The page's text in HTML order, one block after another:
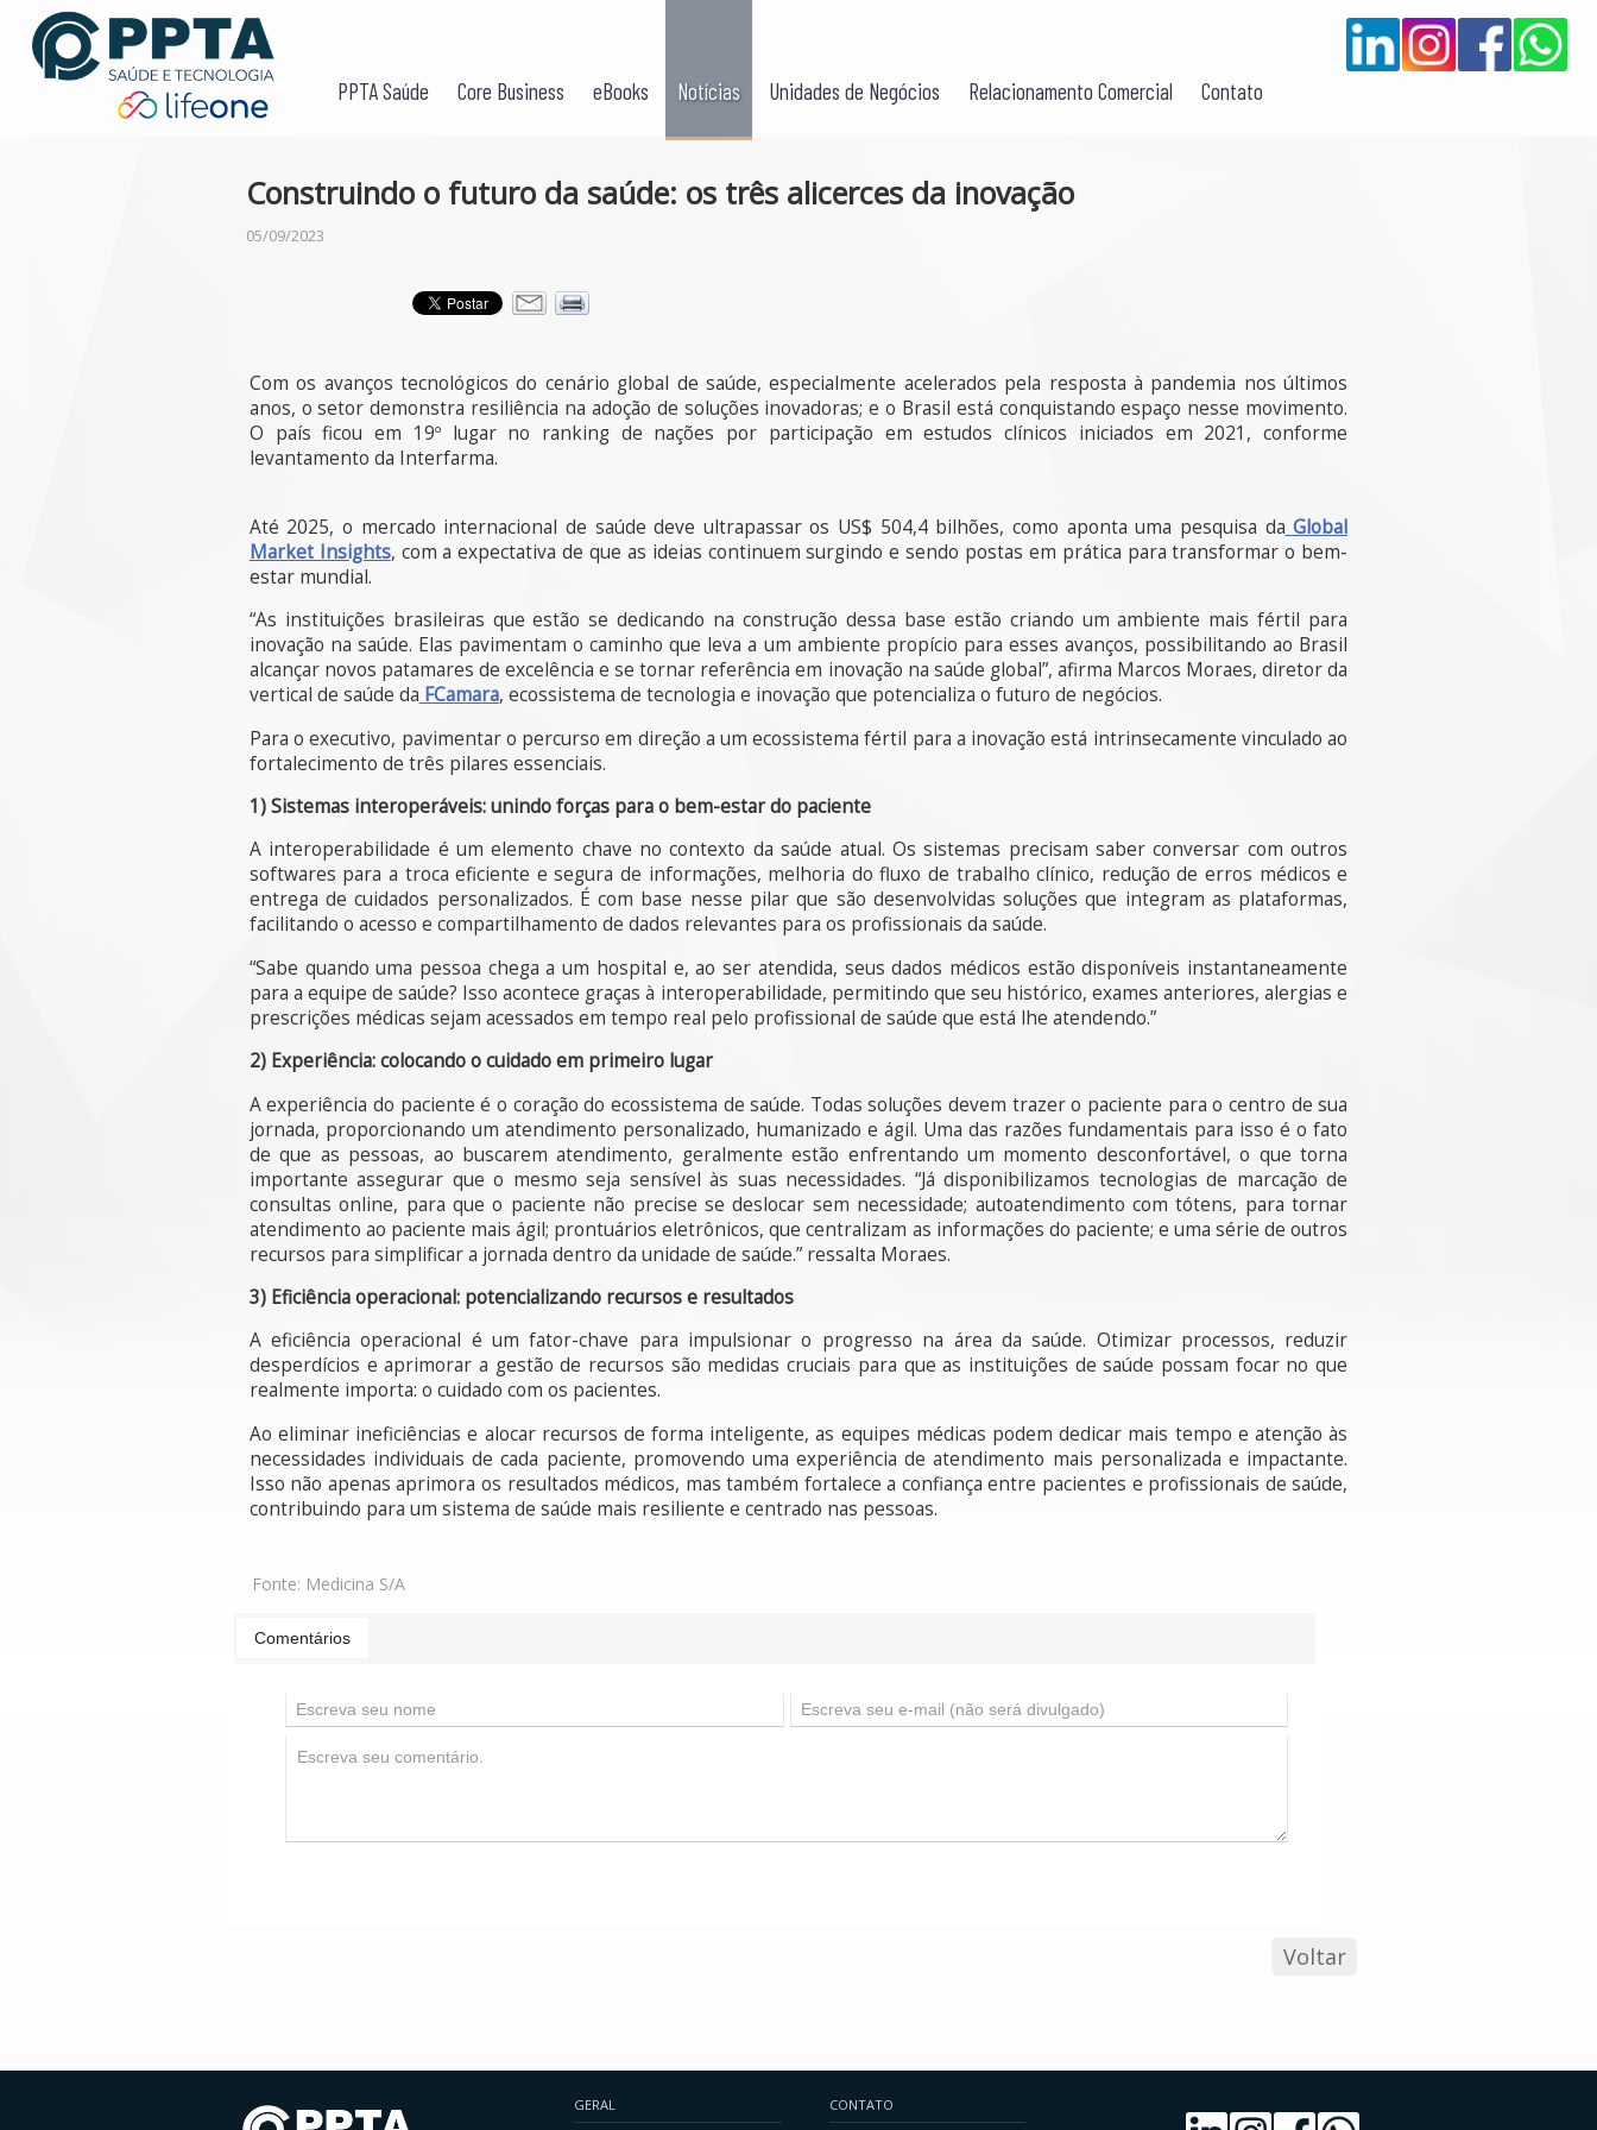
PPTA Saúde Core Business eBooks Notícias Unidades de Negócios Relacionamento Comercial Contato
Construindo o futuro da saúde: os três alicerces da inovação
05/09/2023
Com os avanços tecnológicos do cenário global de saúde, especialmente acelerados pela resposta à pandemia nos últimos
anos, o setor demonstra resiliência na adoção de soluções inovadoras; e o Brasil está conquistando espaço nesse movimento.
O país ficou em 19º lugar no ranking de nações por participação em estudos clínicos iniciados em 2021, conforme
levantamento da Interfarma.
Até 2025, o mercado internacional de saúde deve ultrapassar os US$ 504,4 bilhões, como aponta uma pesquisa da Global
Market Insights, com a expectativa de que as ideias continuem surgindo e sendo postas em prática para transformar o bem-
estar mundial.
“As instituições brasileiras que estão se dedicando na construção dessa base estão criando um ambiente mais fértil para
inovação na saúde. Elas pavimentam o caminho que leva a um ambiente propício para esses avanços, possibilitando ao Brasil
alcançar novos patamares de excelência e se tornar referência em inovação na saúde global”, afirma Marcos Moraes, diretor da
vertical de saúde da FCamara, ecossistema de tecnologia e inovação que potencializa o futuro de negócios.
Para o executivo, pavimentar o percurso em direção a um ecossistema fértil para a inovação está intrinsecamente vinculado ao
fortalecimento de três pilares essenciais.
1) Sistemas interoperáveis: unindo forças para o bem-estar do paciente
A interoperabilidade é um elemento chave no contexto da saúde atual. Os sistemas precisam saber conversar com outros
softwares para a troca eficiente e segura de informações, melhoria do fluxo de trabalho clínico, redução de erros médicos e
entrega de cuidados personalizados. É com base nesse pilar que são desenvolvidas soluções que integram as plataformas,
facilitando o acesso e compartilhamento de dados relevantes para os profissionais da saúde.
“Sabe quando uma pessoa chega a um hospital e, ao ser atendida, seus dados médicos estão disponíveis instantaneamente
para a equipe de saúde? Isso acontece graças à interoperabilidade, permitindo que seu histórico, exames anteriores, alergias e
prescrições médicas sejam acessados em tempo real pelo profissional de saúde que está lhe atendendo.”
2) Experiência: colocando o cuidado em primeiro lugar
A experiência do paciente é o coração do ecossistema de saúde. Todas soluções devem trazer o paciente para o centro de sua
jornada, proporcionando um atendimento personalizado, humanizado e ágil. Uma das razões fundamentais para isso é o fato
de que as pessoas, ao buscarem atendimento, geralmente estão enfrentando um momento desconfortável, o que torna
importante assegurar que o mesmo seja sensível às suas necessidades. “Já disponibilizamos tecnologias de marcação de
consultas online, para que o paciente não precise se deslocar sem necessidade; autoatendimento com tótens, para tornar
atendimento ao paciente mais ágil; prontuários eletrônicos, que centralizam as informações do paciente; e uma série de outros
recursos para simplificar a jornada dentro da unidade de saúde.” ressalta Moraes.
3) Eficiência operacional: potencializando recursos e resultados
A eficiência operacional é um fator-chave para impulsionar o progresso na área da saúde. Otimizar processos, reduzir
desperdícios e aprimorar a gestão de recursos são medidas cruciais para que as instituições de saúde possam focar no que
realmente importa: o cuidado com os pacientes.
Ao eliminar ineficiências e alocar recursos de forma inteligente, as equipes médicas podem dedicar mais tempo e atenção às
necessidades individuais de cada paciente, promovendo uma experiência de atendimento mais personalizada e impactante.
Isso não apenas aprimora os resultados médicos, mas também fortalece a confiança entre pacientes e profissionais de saúde,
contribuindo para um sistema de saúde mais resiliente e centrado nas pessoas.
Fonte: Medicina S/A
Comentários
Voltar
GERAL CONTATO